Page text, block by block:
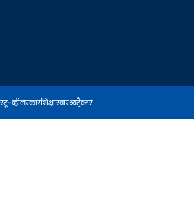
टू-व्हीलरकारशिक्षास्वास्थ्यट्रैक्टर